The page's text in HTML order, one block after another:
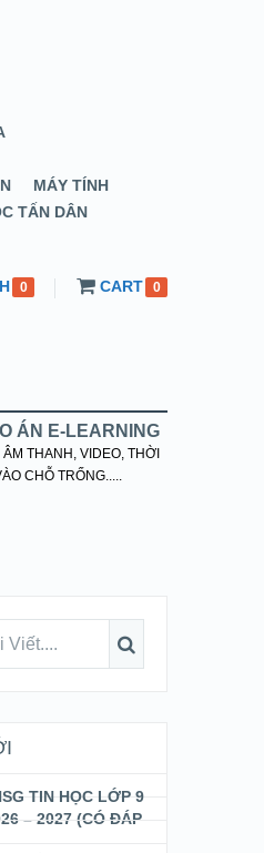
MÁY TÍNH
TẤN DÂN
0 CART 0
ÁN E-LEARNING
THANH, VIDEO, THỜI
CHỖ TRỐNG.....
TIN HỌC LỚP 9
– 2027 (CÓ ĐÁP